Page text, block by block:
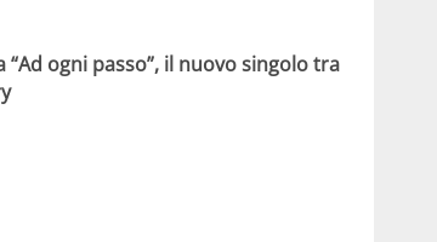
“Ad ogni passo”, il nuovo singolo tra